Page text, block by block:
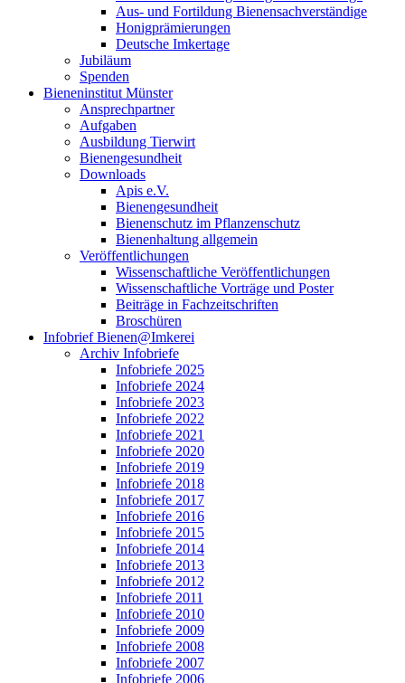
Aus- und Fortildung Bienensachverständige
Honigprämierungen
Deutsche Imkertage
Jubiläum
Spenden
Bieneninstitut Münster
Ansprechpartner
Aufgaben
Ausbildung Tierwirt
Bienengesundheit
Downloads
Apis e.V.
Bienengesundheit
Bienenschutz im Pflanzenschutz
Bienenhaltung allgemein
Veröffentlichungen
Wissenschaftliche Veröffentlichungen
Wissenschaftliche Vorträge und Poster
Beiträge in Fachzeitschriften
Broschüren
Infobrief Bienen@Imkerei
Archiv Infobriefe
Infobriefe 2025
Infobriefe 2024
Infobriefe 2023
Infobriefe 2022
Infobriefe 2021
Infobriefe 2020
Infobriefe 2019
Infobriefe 2018
Infobriefe 2017
Infobriefe 2016
Infobriefe 2015
Infobriefe 2014
Infobriefe 2013
Infobriefe 2012
Infobriefe 2011
Infobriefe 2010
Infobriefe 2009
Infobriefe 2008
Infobriefe 2007
Infobriefe 2006